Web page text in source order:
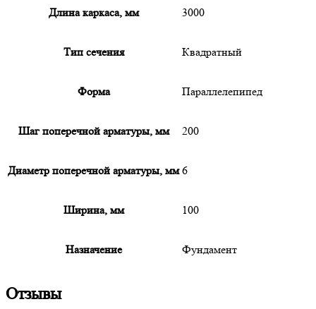
Длина каркаса, мм 3000
Тип сечения Квадратный
Форма Параллелепипед
Шаг поперечной арматуры, мм 200
Диаметр поперечной арматуры, мм 6
Ширина, мм 100
Назначение Фундамент
Отзывы